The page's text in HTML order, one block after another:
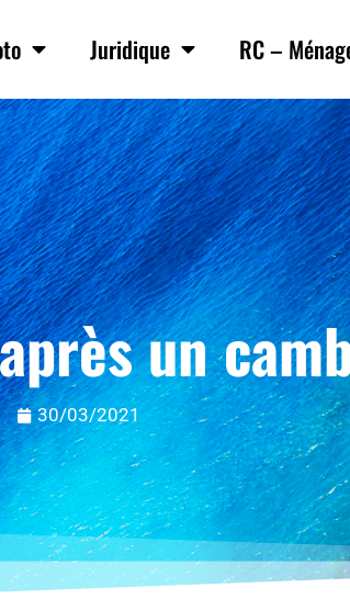
Juridique RC –
un
30/03/2021